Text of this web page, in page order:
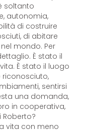
soltanto
autonomia,
di costruire
di abitare
mondo. Per
È stato il
È stato il luogo
riconosciuto,
sentirsi
una domanda,
in cooperativa,
vita con meno